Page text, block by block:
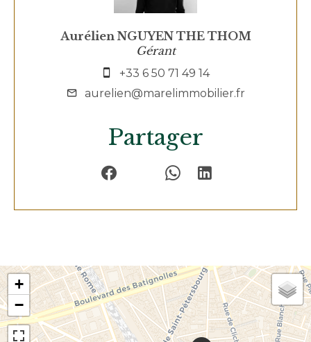
Aurélien NGUYEN THE THOM
Gérant
+33 6 50 71 49 14
aurelien@marelimmobilier.fr
Partager
+
−